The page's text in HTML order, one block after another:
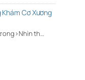
Cơ Xương
th…